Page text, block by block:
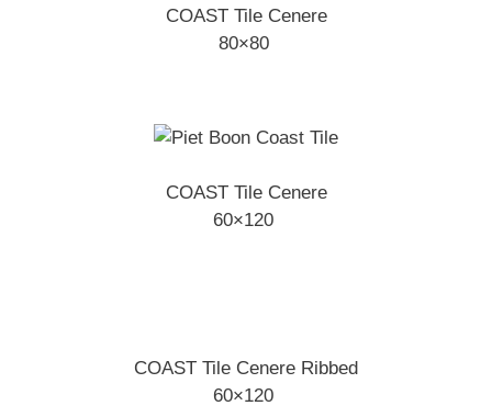
COAST Tile Cenere
80×80
COAST Tile Cenere
60×120
COAST Tile Cenere Ribbed
60×120